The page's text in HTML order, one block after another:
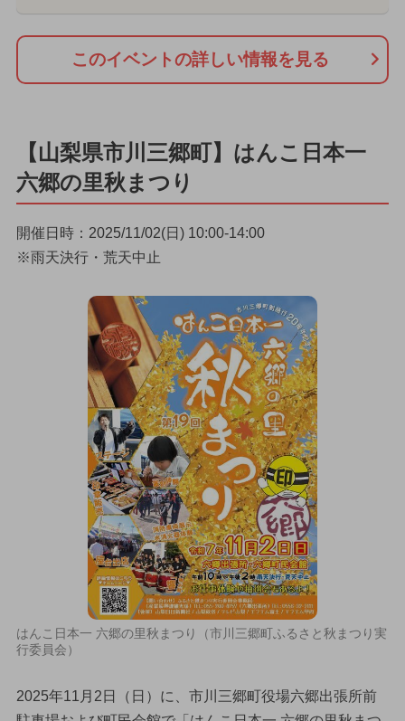
このイベントの詳しい情報を見る
【山梨県市川三郷町】はんこ日本一
六郷の里秋まつり
開催日時：2025/11/02(日) 10:00-14:00
※雨天決行・荒天中止
はんこ日本一 六郷の里秋まつり（市川三郷町ふるさと秋まつり実
行委員会）
2025年11月2日（日）に、市川三郷町役場六郷出張所前